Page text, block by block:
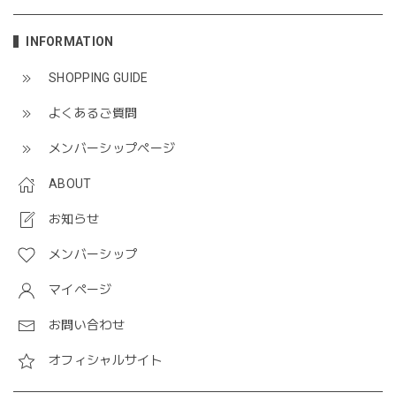
INFORMATION
SHOPPING GUIDE
よくあるご質問
メンバーシップページ
ABOUT
お知らせ
メンバーシップ
マイページ
お問い合わせ
オフィシャルサイト